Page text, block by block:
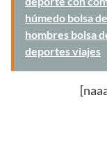
húmedo bolsa
hombres bolsa
deportes viajes